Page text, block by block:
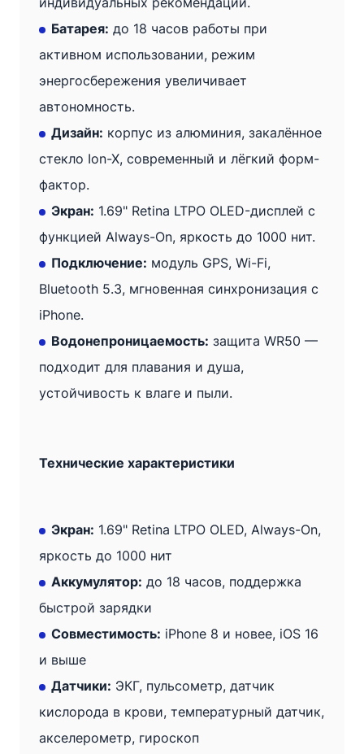
Спортивный
ремешок
Бежевый
Батарея: до 18 часов работы при
активном использовании, режим
энергосбережения увеличивает
автономность.
Дизайн: корпус из алюминия, закалённое
стекло Ion-X, современный и лёгкий форм-
фактор.
Экран: 1.69" Retina LTPO OLED-дисплей с
функцией Always-On, яркость до 1000 нит.
Подключение: модуль GPS, Wi-Fi,
Bluetooth 5.3, мгновенная синхронизация с
iPhone.
Водонепроницаемость: защита WR50 —
подходит для плавания и душа,
устойчивость к влаге и пыли.
Технические характеристики
Экран: 1.69" Retina LTPO OLED, Always-On,
яркость до 1000 нит
Аккумулятор: до 18 часов, поддержка
быстрой зарядки
Совместимость: iPhone 8 и новее, iOS 16
и выше
Датчики: ЭКГ, пульсометр, датчик
кислорода в крови, температурный датчик,
акселерометр, гироскоп